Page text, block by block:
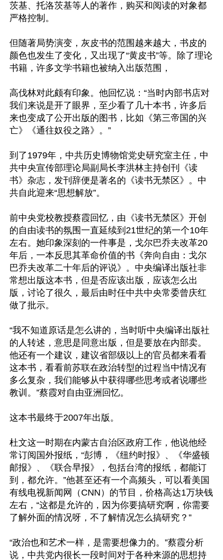
茨基、托洛茨基等人的著作，购买和阅读的对象都
严格控制。
但随著局势演变，灰皮书的范围越来越大，书皮的
颜色也发生了变化，又出现了“黄皮书”等。除了理论
书籍，许多文学书籍也被纳入出版范围，
高伐林对此颇有印象。他回忆说：“当时内部书店对
我们来说是开了眼界，至少看了几十本书，许多后
来也变成了公开出版的图书，比如《第三帝国的兴
亡》《通往奴役之路》。”
到了1979年，中共历史博物馆党史研究室主任，中
共中央宣传部理论局副局长李洪林主持创刊《读
书》杂志，发刊辞便是著名的《读书无禁区》。中
共自此迎来“思想解放”。
前中央党校教授蔡霞回忆，由《读书无禁区》开创
的自由读书的氛围一直延续到21世纪的第一个10年
左右。她印象深刻的一件事是，戈尔巴乔夫改革20
年后，一本反思其革命价值的书《奔向自由：戈尔
巴乔夫改革二十年后的评说》。中央编译出版社非
常想出版这本书，但是否应该出版，应该怎么出
版，讨论了很久，最后由时任中共中央常委曾庆红
做了批示。
“我不知道原话是怎么讲的，当时听中央编译出版社
的人转述，意思是同意出版，但是要放在内部卖。
他还有一个建议，建议省部级以上的官员都来看看
这本书，看看前苏联在政治转型的过程当中情况有
多么复杂，我们能够从中获得哪些思考或者说哪些
教训。”蔡霞对自由亚洲回忆。
这本书最终于2007年出版。
杜文这一时期在内蒙古自治区政府工作，他说他经
常订阅国外报纸，“彭博，《纽约时报》、《华盛顿
邮报》、《联合早报》，包括台湾的报纸，都能订
到，都允许。”他甚至还有一个高频头，可以看美国
有线电视新闻网（CNN）的节目，价格高达1万块钱
左右，“这都是允许的，因为你要搞研究啊，你需要
了解外面的情况呀，不了解情况怎么搞研究？”
“政治也和艺术一样，是需要想像力的。”蔡霞分析
说，中共党内很长一段时间对于各种来源的思想持